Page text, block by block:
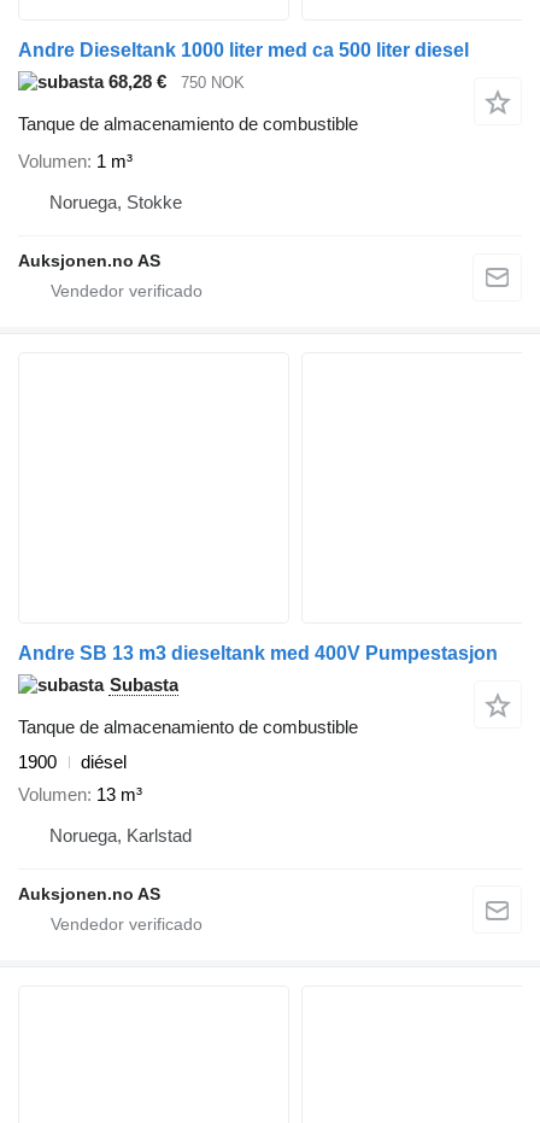
Andre Dieseltank 1000 liter med ca 500 liter diesel
68,28 €
750 NOK
Tanque de almacenamiento de combustible
Volumen 1 m³
Noruega, Stokke
Auksjonen.no AS
Andre SB 13 m3 dieseltank med 400V Pumpestasjon
Subasta
Tanque de almacenamiento de combustible
1900
diésel
Volumen 13 m³
Noruega, Karlstad
Auksjonen.no AS